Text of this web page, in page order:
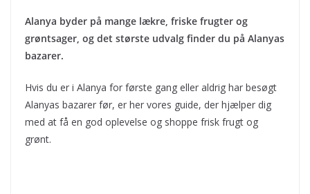
Alanya byder på mange lækre, friske frugter og
grøntsager, og det største udvalg finder du på Alanyas
bazarer.
Hvis du er i Alanya for første gang eller aldrig har besøgt
Alanyas bazarer før, er her vores guide, der hjælper dig
med at få en god oplevelse og shoppe frisk frugt og
grønt.